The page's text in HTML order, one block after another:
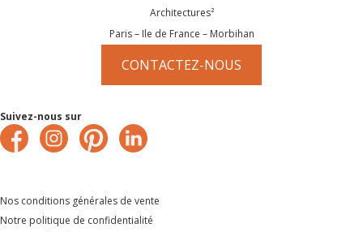
Architectures²
Paris – Ile de France – Morbihan
CONTACTEZ-NOUS
Suivez-nous sur
Nos conditions générales de vente
Notre politique de confidentialité